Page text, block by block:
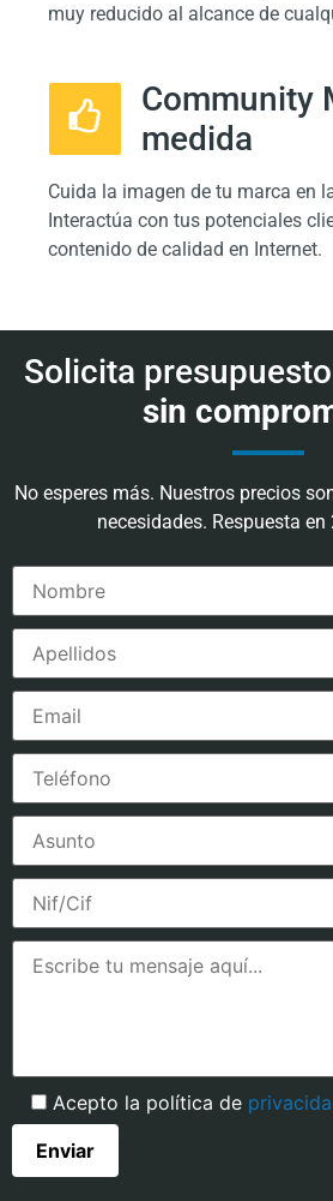
muy reducido al alcance de
Community
medida
Cuida la imagen de tu marca en
Interactúa con tus potenciales
contenido de calidad en Internet.
Solicita
sin
No esperes más. Nuestros precios
necesidades. Respuesta
Acepto la política de